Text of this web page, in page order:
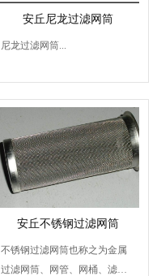
安丘尼龙过滤网筒
尼龙过滤网筒...
安丘不锈钢过滤网筒
不锈钢过滤网筒也称之为金属
过滤网筒、网管、网桶、滤